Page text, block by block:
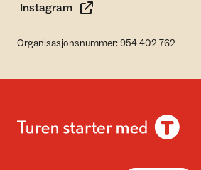
Instagram
Organisasjonsnummer: 954 402 762